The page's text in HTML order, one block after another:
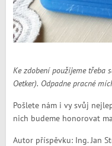
Ke zdobení použijeme třeba
Oetker). Odpadne pracné
Pošlete nám i vy svůj
nich budeme honorovat
Autor příspěvku: Ing. Jan